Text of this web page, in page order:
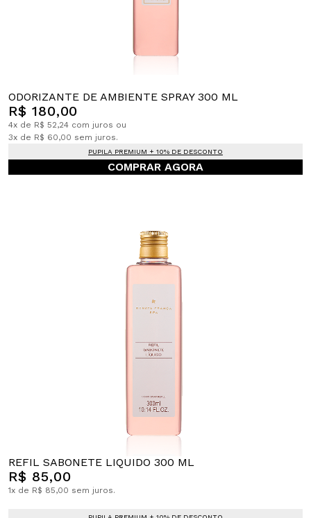
ODORIZANTE DE AMBIENTE SPRAY 300 ML
R$ 180,00
4x de R$ 52,24 com juros ou
3x de R$ 60,00 sem juros.
PUPILA PREMIUM + 10% DE DESCONTO
COMPRAR AGORA
REFIL SABONETE LIQUIDO 300 ML
R$ 85,00
1x de R$ 85,00 sem juros.